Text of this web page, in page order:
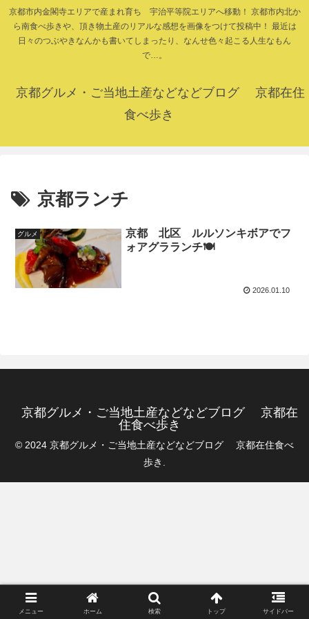
京都市内金閣寺エリアで産まれ育ち 宇治平等院エリアへ移動！ 京都市内北か
ら南食べ歩きや、頂き物土産のリアルな感想を画像をつけて投稿中！ 最近は
日々のつぶやきなんかも書いてしまったり、なんせ色々起こる人生なもん
で…。
京都グルメ・ご当地土産などなどブログ 京都在住
食べ歩き
京都ランチ
グルメ
京都 北区 ルルソンキボアでフ
ォアグラランチ🍽️
2026.01.10
京都グルメ・ご当地土産などなどブログ 京都在
住食べ歩き
© 2024 京都グルメ・ご当地土産などなどブログ 京都在住食べ
歩き.
メニュー ホーム 検索 トップ サイドバー